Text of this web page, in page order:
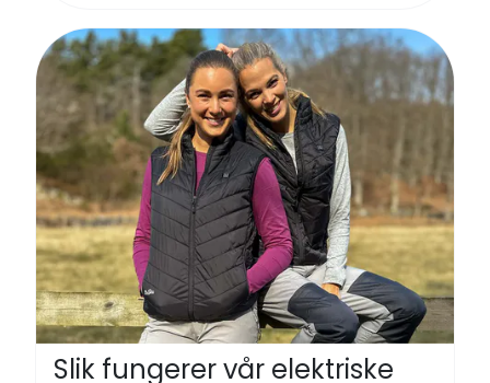
Slik fungerer vår elektriske